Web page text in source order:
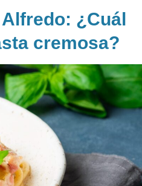
¿Cuál
cremosa?